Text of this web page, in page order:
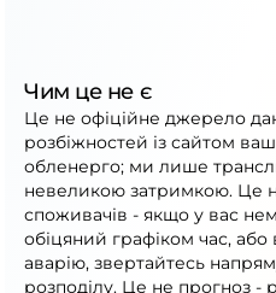
Чим це не є
Це не офіційне джерело
розбіжностей із сайтом
обленерго; ми лише
невеликою затримкою. Це
споживачів - якщо у вас
обіцяний графіком час,
аварію, звертайтесь
розподілу. Це не прогноз -